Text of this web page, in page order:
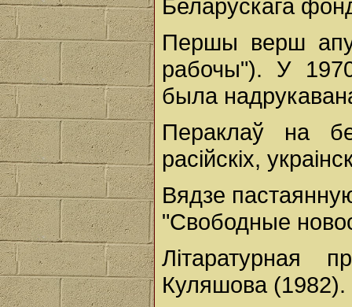
Беларускага
Першы верш
рабочы"). У
была
Пераклаў на
расійскіх,
Вядзе
"Свободные
Літаратурная
Куляшова (1982).